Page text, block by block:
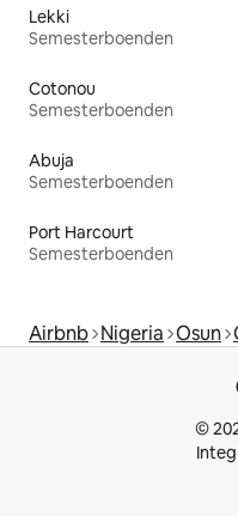
Lekki
Semesterboenden
Cotonou
Semesterboenden
Abuja
Semesterboenden
Port Harcourt
Semesterboenden
Airbnb Nigeria Osun
©